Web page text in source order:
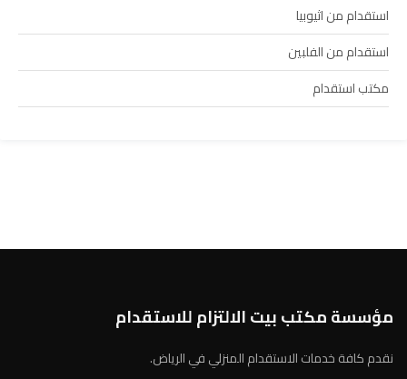
استقدام من اثيوبيا
استقدام من الفلبين
مكتب استقدام
مؤسسة مكتب بيت الالتزام للاستقدام
نقدم كافة خدمات الاستقدام المنزلي في الرياض.